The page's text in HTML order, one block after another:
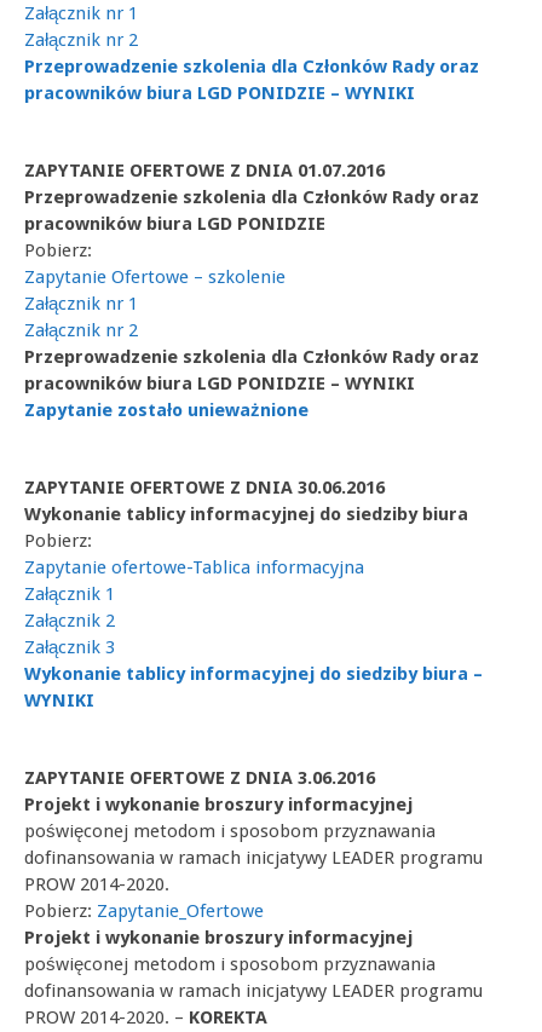
Załącznik nr 1
Załącznik nr 2
Przeprowadzenie szkolenia dla Członków Rady oraz
pracowników biura LGD PONIDZIE – WYNIKI
ZAPYTANIE OFERTOWE Z DNIA 01.07.2016
Przeprowadzenie szkolenia dla Członków Rady oraz
pracowników biura LGD PONIDZIE
Pobierz:
Zapytanie Ofertowe – szkolenie
Załącznik nr 1
Załącznik nr 2
Przeprowadzenie szkolenia dla Członków Rady oraz
pracowników biura LGD PONIDZIE – WYNIKI
Zapytanie zostało unieważnione
ZAPYTANIE OFERTOWE Z DNIA 30.06.2016
Wykonanie tablicy informacyjnej do siedziby biura
Pobierz:
Zapytanie ofertowe-Tablica informacyjna
Załącznik 1
Załącznik 2
Załącznik 3
Wykonanie tablicy informacyjnej do siedziby biura –
WYNIKI
ZAPYTANIE OFERTOWE Z DNIA 3.06.2016
Projekt i wykonanie broszury informacyjnej
poświęconej metodom i sposobom przyznawania
dofinansowania w ramach inicjatywy LEADER programu
PROW 2014-2020.
Pobierz: Zapytanie_Ofertowe
Projekt i wykonanie broszury informacyjnej
poświęconej metodom i sposobom przyznawania
dofinansowania w ramach inicjatywy LEADER programu
PROW 2014-2020. – KOREKTA